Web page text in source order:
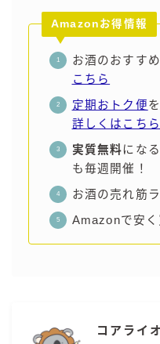
Amazonお得情報
お酒のおすす
こちら
定期おトク便
詳しくはこちら
実質無料になる
も毎週開催！
お酒の売れ筋
Amazonで安
コアライ